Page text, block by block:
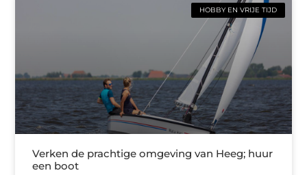
HOBBY EN VRIJE TIJD
Verken de prachtige omgeving van Heeg; huur
een boot